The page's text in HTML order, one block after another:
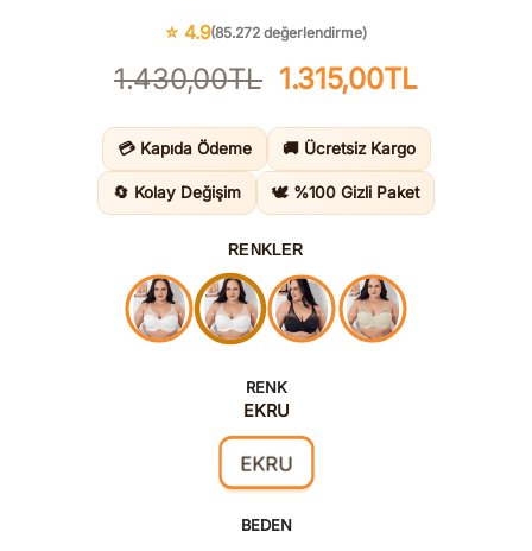
⭐ 4.9(85.272 değerlendirme)
1.430,00TL Orijinal
1.430,00TL.
1.315,00TLŞu
fiyat:
💳 Kapıda Ödeme 🚚 Ücretsiz Kargo
🔄 Kolay Değişim 🕊️ %100 Gizli Paket
RENKLER
RENK
EKRU
EKRU
BEDEN